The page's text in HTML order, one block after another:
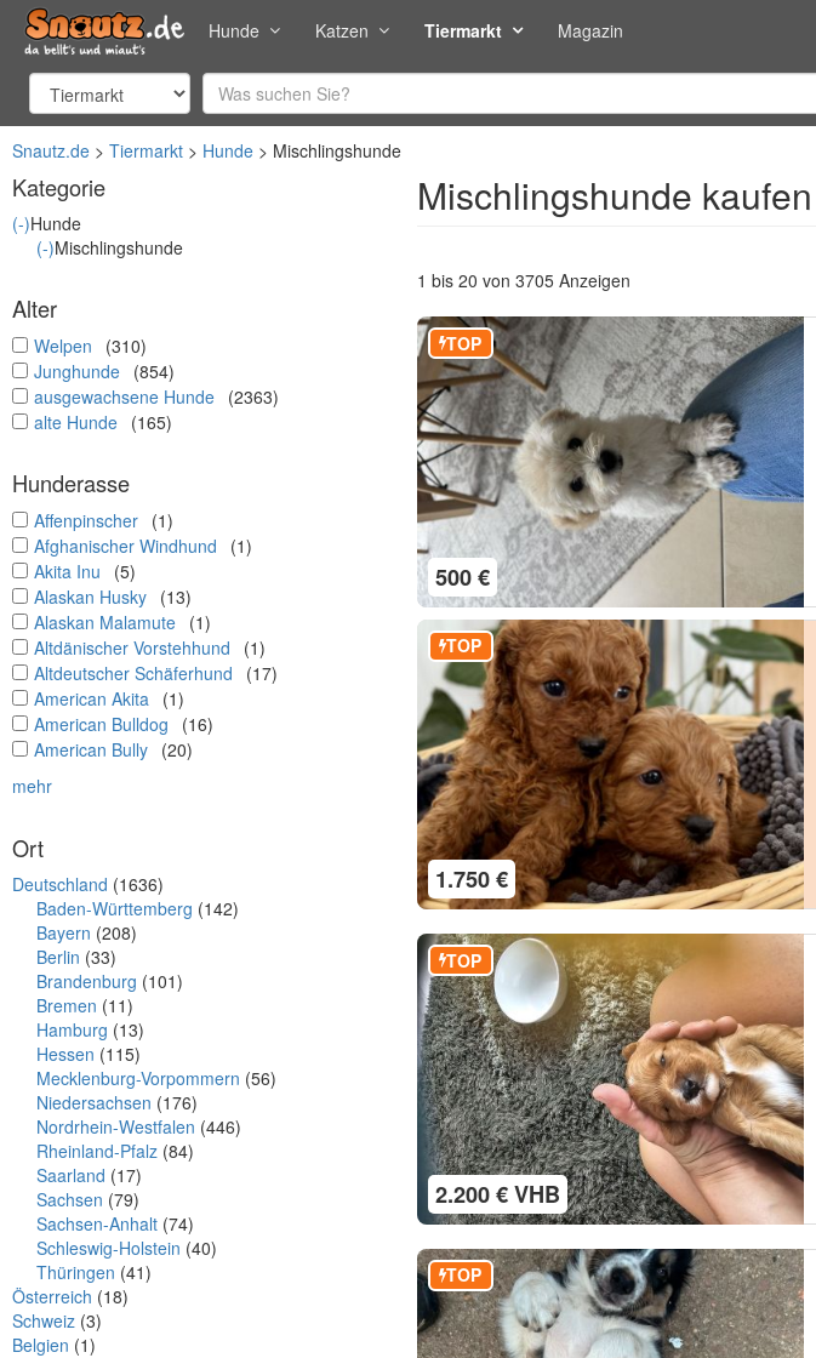
Hunde Katzen Tiermarkt Magazin
Snautz.de Tiermarkt Hunde Mischlingshunde
Kategorie
(-)Hunde
(-)Mischlingshunde
Alter
undefined
Welpen
(310)
undefined
Junghunde (854)
undefined
ausgewachsene Hunde (2363)
undefined
alte Hunde (165)
Hunderasse
undefined
Affenpinscher (1)
undefined
Afghanischer Windhund
(1)
undefined
Akita Inu
(5)
undefined
Alaskan Husky (13)
undefined
Alaskan Malamute (1)
undefined
Altdänischer Vorstehhund
(1)
undefined
Altdeutscher Schäferhund
(17)
undefined
American Akita (1)
undefined
American Bulldog
(16)
undefined
American Bully (20)
mehr
Ort
Deutschland (1636)
Baden-Württemberg (142)
Bayern (208)
Berlin (33)
Brandenburg (101)
Bremen (11)
Hamburg (13)
Hessen (115)
Mecklenburg-Vorpommern (56)
Niedersachsen (176)
Nordrhein-Westfalen (446)
Rheinland-Pfalz (84)
Saarland (17)
Sachsen (79)
Sachsen-Anhalt (74)
Schleswig-Holstein (40)
Thüringen (41)
Österreich (18)
Schweiz (3)
Belgien (1)
Mischlingshunde kaufen
1 bis 20 von 3705 Anzeigen
500 €
TOP
1.750 €
TOP
2.200 € VHB
TOP
TOP